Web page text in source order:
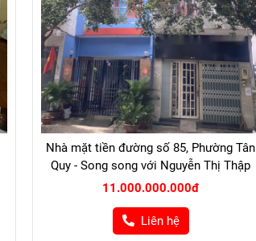
Nhà mặt tiền đường số 85, Phường Tân
Quy - Song song với Nguyễn Thị Thập
11.000.000.000đ
Liên hệ